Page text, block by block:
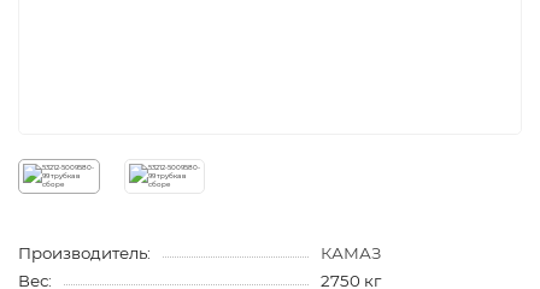
Производитель:
КАМАЗ
Вес:
2750 кг